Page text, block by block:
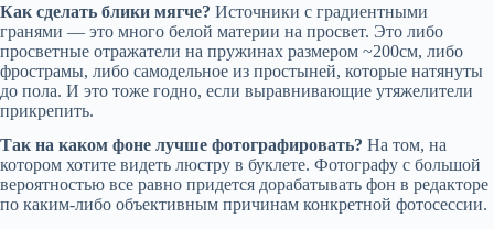
Как сделать блики мягче? Источники с градиентными
гранями — это много белой материи на просвет. Это либо
просветные отражатели на пружинах размером ~200см, либо
фрострамы, либо самодельное из простыней, которые натянуты
до пола. И это тоже годно, если выравнивающие утяжелители
прикрепить.
Так на каком фоне лучше фотографировать? На том, на
котором хотите видеть люстру в буклете. Фотографу с большой
вероятностью все равно придется дорабатывать фон в редакторе
по каким-либо объективным причинам конкретной фотосессии.